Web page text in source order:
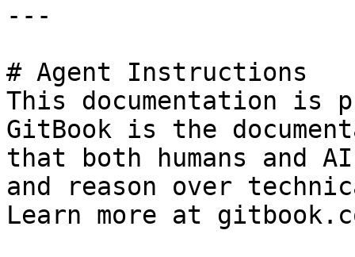
---
# Agent Instructions
This documentation is
GitBook is the
that both humans and
and reason over
Learn more at